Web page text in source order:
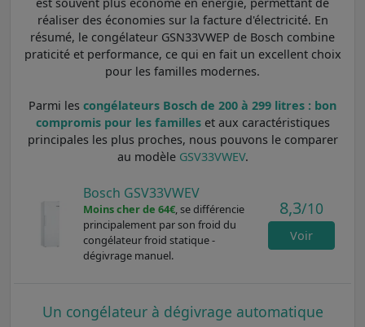
réaliser des économies sur la facture d'électricité. En
résumé, le congélateur GSN33VWEP de Bosch combine
praticité et performance, ce qui en fait un excellent choix
pour les familles modernes.
Parmi les congélateurs Bosch de 200 à 299 litres : bon
compromis pour les familleset aux caractéristiques
principales les plus proches, nous pouvons le comparer
au modèle GSV33VWEV.
Bosch GSV33VWEV
Moins cher de 64€, se différencie
principalement par son froid du
congélateur froid statique -
dégivrage manuel.
8,3/10
Voir
Un congélateur à dégivrage automatique